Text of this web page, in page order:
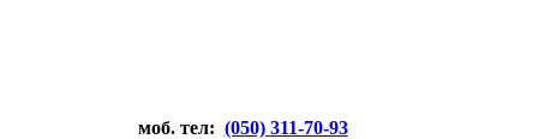
моб. тел: (050) 311-70-93